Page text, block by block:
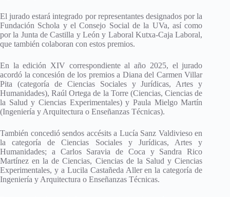
El jurado estará integrado por representantes designados por la
Fundación Schola y el Consejo Social de la UVa, así como
por la Junta de Castilla y León y Laboral Kutxa-Caja Laboral,
que también colaboran con estos premios.
En la edición XIV correspondiente al año 2025, el jurado
acordó la concesión de los premios a Diana del Carmen Villar
Pita (categoría de Ciencias Sociales y Jurídicas, Artes y
Humanidades), Raúl Ortega de la Torre (Ciencias, Ciencias de
la Salud y Ciencias Experimentales) y Paula Mielgo Martín
(Ingeniería y Arquitectura o Enseñanzas Técnicas).
También concedió sendos accésits a Lucía Sanz Valdivieso en
la categoría de Ciencias Sociales y Jurídicas, Artes y
Humanidades; a Carlos Saravia de Coca y Sandra Rico
Martínez en la de Ciencias, Ciencias de la Salud y Ciencias
Experimentales, y a Lucila Castañeda Aller en la categoría de
Ingeniería y Arquitectura o Enseñanzas Técnicas.